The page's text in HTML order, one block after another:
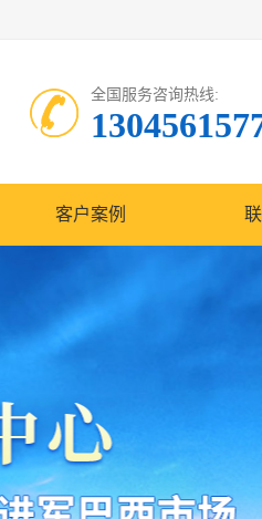
全国服务咨询热线:
客户案例